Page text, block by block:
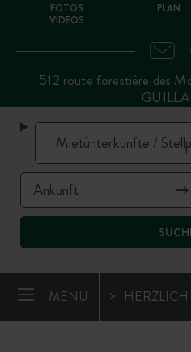
FOTOS
VIDEOS
PLAN
512 route forestière des
MENU